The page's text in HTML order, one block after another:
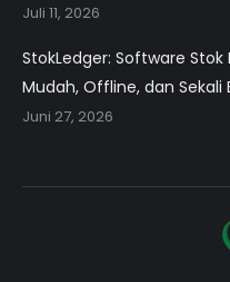
Juli 11, 2026
StokLedger: Software Stok
Mudah, Offline, dan Sekali
Juni 27, 2026